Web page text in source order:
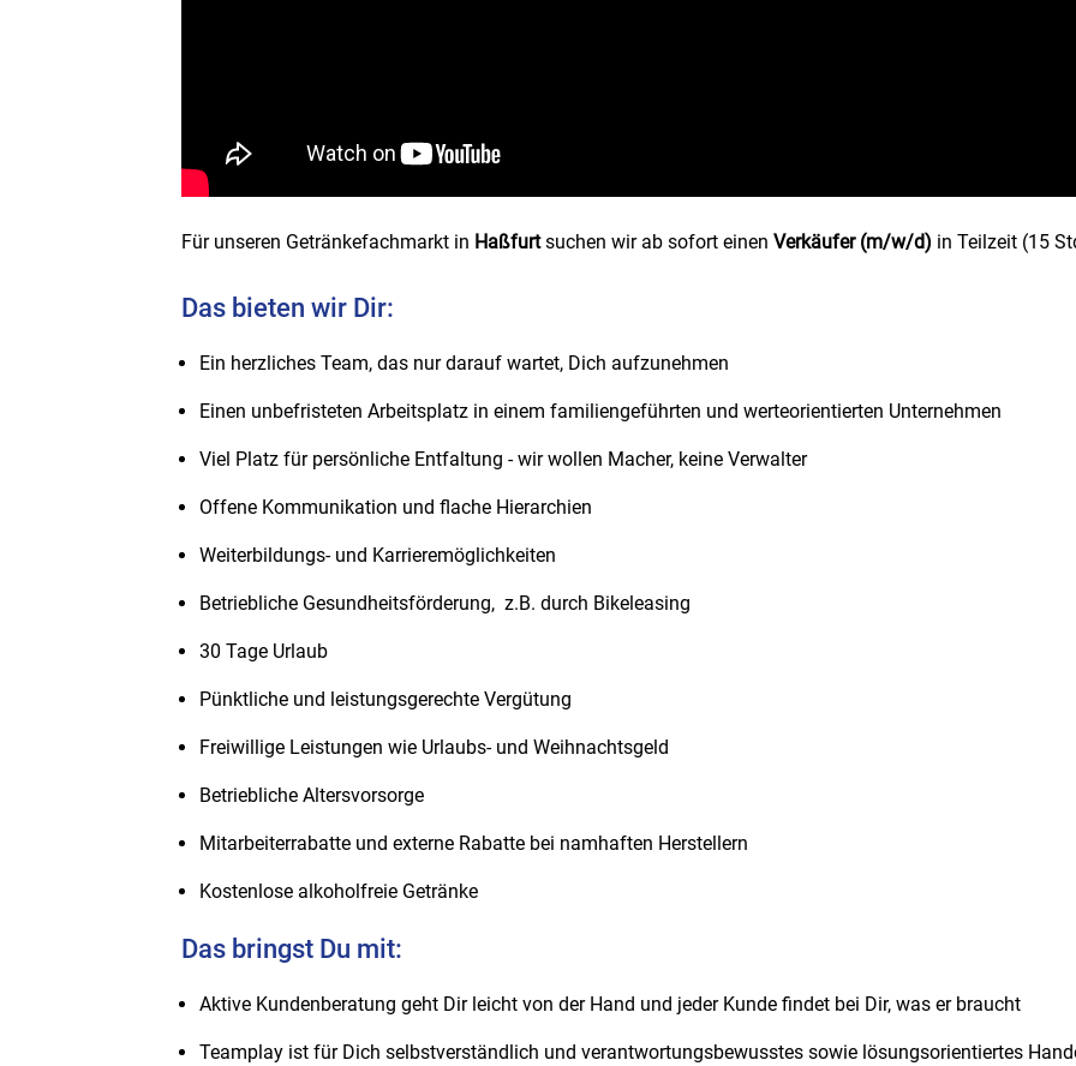
Für unseren Getränkefachmarkt in Haßfurtsuchen wir ab sofort einen Verkäufer (m/w/d) in Teilzeit (15
Das bieten wir Dir:
Ein herzliches Team, das nur darauf wartet, Dich aufzunehmen
Einen unbefristeten Arbeitsplatz in einem familiengeführten und werteorientierten Unternehmen
Viel Platz für persönliche Entfaltung - wir wollen Macher, keine Verwalter
Offene Kommunikation und flache Hierarchien
Weiterbildungs- und Karrieremöglichkeiten
Betriebliche Gesundheitsförderung, z.B. durch Bikeleasing
30 Tage Urlaub
Pünktliche und leistungsgerechte Vergütung
Freiwillige Leistungen wie Urlaubs- und Weihnachtsgeld
Betriebliche Altersvorsorge
Mitarbeiterrabatte und externe Rabatte bei namhaften Herstellern
Kostenlose alkoholfreie Getränke
Das bringst Du mit:
Aktive Kundenberatung geht Dir leicht von der Hand und jeder Kunde findet bei Dir, was er braucht
Teamplay ist für Dich selbstverständlich und verantwortungsbewusstes sowie lösungsorientiertes